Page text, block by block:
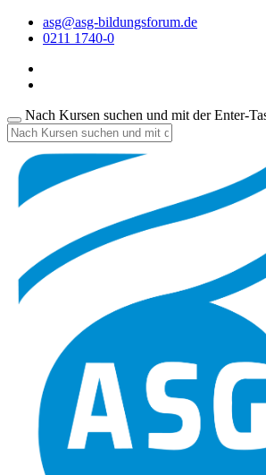
asg@asg-bildungsforum.de
0211 1740-0
Nach Kursen suchen und mit der Enter-